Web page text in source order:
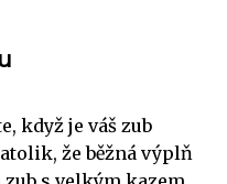
když je váš zub
že běžná výplň